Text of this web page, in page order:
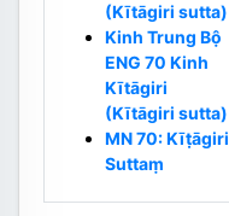
(Kītāgiri sutta)
Kinh Trung Bộ
ENG 70 Kinh
Kītāgiri
(Kītāgiri sutta)
MN 70: Kīṭāgiri
Suttaṃ